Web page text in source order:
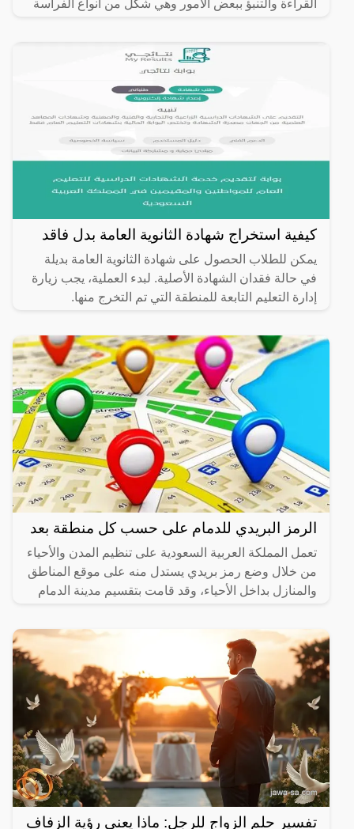
القراءة والتنبؤ ببعض الأمور وهي شكل من أنواع الفراسة
كيفية استخراج شهادة الثانوية العامة بدل فاقد
يمكن للطلاب الحصول على شهادة الثانوية العامة بديلة
في حالة فقدان الشهادة الأصلية. لبدء العملية، يجب زيارة
إدارة التعليم التابعة للمنطقة التي تم التخرج منها.
الرمز البريدي للدمام على حسب كل منطقة بعد
تعمل المملكة العربية السعودية على تنظيم المدن والأحياء
من خلال وضع رمز بريدي يستدل منه على موقع المناطق
والمنازل بداخل الأحياء، وقد قامت بتقسيم مدينة الدمام
تفسير حلم الزواج للرجل: ماذا يعني رؤية الزفاف